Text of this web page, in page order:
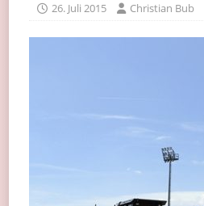
26. Juli 2015 Christian Bub